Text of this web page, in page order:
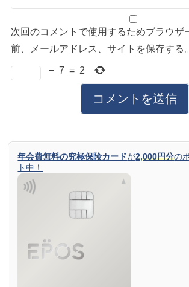
次回のコメントで使用するためブラウザ
前、メールアドレス、サイトを保存する。
− 7 = 2
年会費無料の究極保険カードが2,000円分の
ト中！